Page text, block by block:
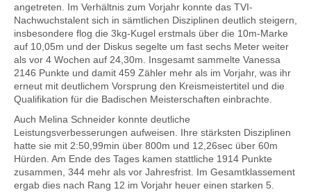
angetreten. Im Verhältnis zum Vorjahr konnte das TVI-
Nachwuchstalent sich in sämtlichen Disziplinen deutlich steigern,
insbesondere flog die 3kg-Kugel erstmals über die 10m-Marke
auf 10,05m und der Diskus segelte um fast sechs Meter weiter
als vor 4 Wochen auf 24,30m. Insgesamt sammelte Vanessa
2146 Punkte und damit 459 Zähler mehr als im Vorjahr, was ihr
erneut mit deutlichem Vorsprung den Kreismeistertitel und die
Qualifikation für die Badischen Meisterschaften einbrachte.
Auch Melina Schneider konnte deutliche
Leistungsverbesserungen aufweisen. Ihre stärksten Disziplinen
hatte sie mit 2:50,99min über 800m und 12,26sec über 60m
Hürden. Am Ende des Tages kamen stattliche 1914 Punkte
zusammen, 344 mehr als vor Jahresfrist. Im Gesamtklassement
ergab dies nach Rang 12 im Vorjahr heuer einen starken 5.